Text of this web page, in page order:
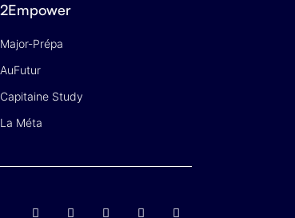
2Empower
Major-Prépa
AuFutur
Capitaine Study
La Méta